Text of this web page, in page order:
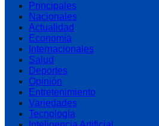
Principales
Nacionales
Actualidad
Economía
Internacionales
Salud
Deportes
Opinión
Entretenimiento
Variedades
Tecnología